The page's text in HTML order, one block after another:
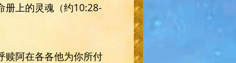
册上的灵魂（约10:28-
赎阿在各各他为你所付